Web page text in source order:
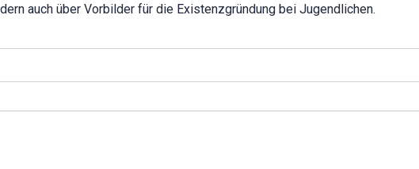
auch über Vorbilder für die Existenzgründung bei Jugendlichen.